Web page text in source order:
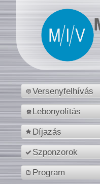
Versenyfelhívás
Lebonyolítás
Díjazás
Szponzorok
Program